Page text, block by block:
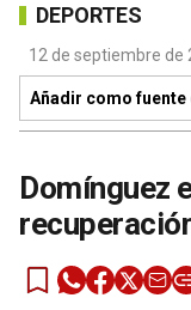
DEPORTES
12 de septiembre de
Añadir como fuente
Domínguez